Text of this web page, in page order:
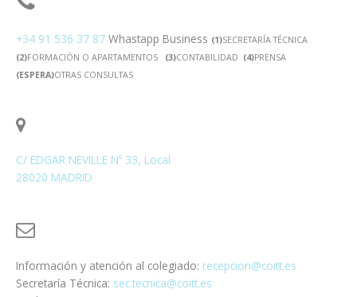
+34 91 536 37 87 Whastapp Business (1)SECRETARÍA TÉCNICA
(2)FORMACIÓN O APARTAMENTOS (3)CONTABILIDAD (4)PRENSA
(ESPERA)OTRAS CONSULTAS
C/ EDGAR NEVILLE Nº 33, Local
28020 MADRID
Información y atención al colegiado: recepcion@coitt.es
Secretaría Técnica: sec.tecnica@coitt.es